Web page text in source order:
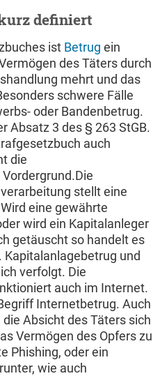
definiert
ist Betrug ein
des Täters durch
mehrt und das
schwere Fälle
oder Bandenbetrug.
Absatz 3 des § 263 StGB.
auch
die
stellt eine
eine gewährte
wird ein Kapitalanleger
getäuscht so handelt es
Kapitalanlagebetrug und
verfolgt. Die
auch im Internet.
Internetbetrug. Auch
Absicht des Täters sich
Vermögen des Opfers zu
Phishing, oder ein
wie auch